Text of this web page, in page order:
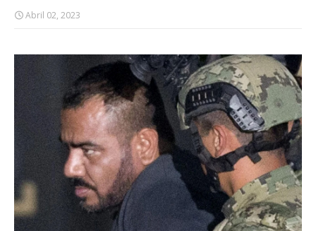
Abril 02, 2023